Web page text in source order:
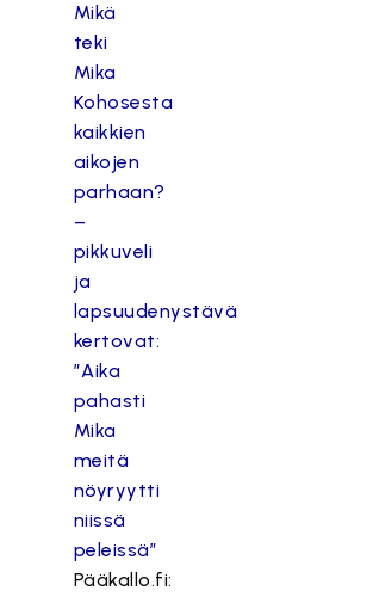
Mikä
teki
Mika
Kohosesta
kaikkien
aikojen
parhaan?
–
pikkuveli
ja
lapsuudenystävä
kertovat:
”Aika
pahasti
Mika
meitä
nöyryytti
niissä
peleissä”
Pääkallo.fi: